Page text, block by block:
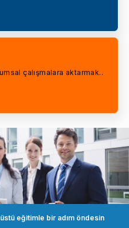
çalışmalara aktarmak..
eğitimle bir adım öndesin